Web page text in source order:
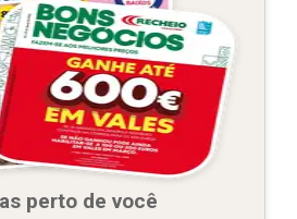
perto de você